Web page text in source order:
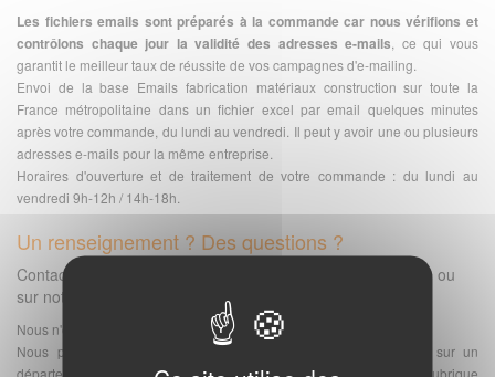
Les fichiers emails sont préparés à la commande car nous vérifions et
contrôlons chaque jour la validité des adresses e-mails, ce qui vous
garantit le meilleur taux de réussite de vos campagnes d'e-mailing.
Envoi de la base Emails fabrication matériaux construction sur toute la
France métropolitaine dans un fichier excel par email quelques minutes
après votre commande, du lundi au vendredi. Il peut y avoir une ou plusieurs
adresses e-mails pour la même entreprise.
Horaires d'ouverture et de traitement de votre commande : du lundi au
vendredi 9h-12h / 14h-18h.
Un renseignement ? Des questions ?
Contactez-nous via notre 02.40.00.60.99 ou
sur notre
Nous n'envoyons pas d'échantillon de bases.
Nous pouvons vous proposer l'achat d'une sélection du fichier sur un
département ou une région. Le mieux est de vous rendre à la rubrique